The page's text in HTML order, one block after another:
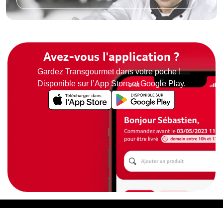
Avez-vous l'application ?
Gardez Transgourmet dans votre poche !
Disponible sur l’App Store et Google Play.